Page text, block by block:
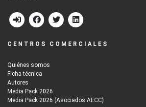
CENTROS COMERCIALES
Quiénes somos
Ficha técnica
Autores
Media Pack 2026
Media Pack 2026 (Asociados AECC)